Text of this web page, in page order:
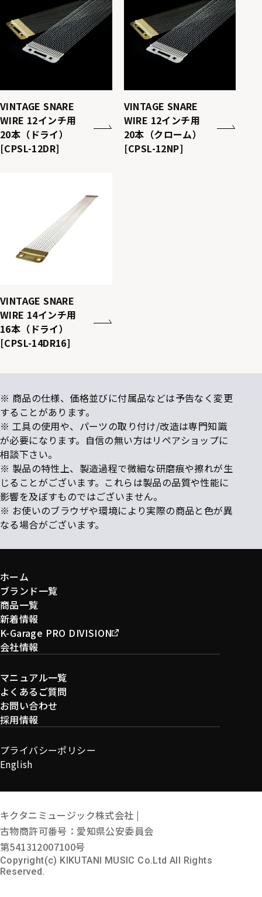
VINTAGE SNARE
WIRE 12インチ用
20本（ドライ）
[CPSL-12DR]
VINTAGE SNARE
WIRE 12インチ用
20本（クローム）
[CPSL-12NP]
VINTAGE SNARE
WIRE 14インチ用
16本（ドライ）
[CPSL-14DR16]
※ 商品の仕様、価格並びに付属品などは予告なく変更
することがあります。
※ 工具の使用や、パーツの取り付け/改造は専門知識
が必要になります。自信の無い方はリペアショップに
相談下さい。
※ 製品の特性上、製造過程で微細な研磨痕や擦れが生
じることがございます。これらは製品の品質や性能に
影響を及ぼすものではございません。
※ お使いのブラウザや環境により実際の商品と色が異
なる場合がございます。
ホーム
ブランド一覧
商品一覧
新着情報
K-Garage PRO DIVISION
会社情報
マニュアル一覧
よくあるご質問
お問い合わせ
採用情報
プライバシーポリシー
English
キクタニミュージック株式会社 |
古物商許可番号：愛知県公安委員会
第541312007100号
Copyright(c) KIKUTANI MUSIC Co.Ltd All Rights
Reserved.